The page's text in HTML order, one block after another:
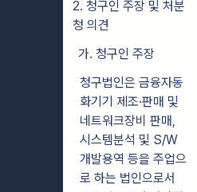
2. 청구인 주장 및 처분
청 의견
가. 청구인 주장
청구법인은 금융자동
화기기 제조·판매 및
네트워크장비 판매,
시스템분석 및 S/W
개발용역 등을 주업으
로 하는 법인으로서